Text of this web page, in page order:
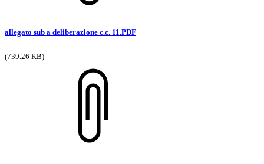
allegato sub a deliberazione c.c. 11.PDF
(739.26 KB)